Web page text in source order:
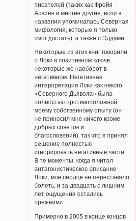
писателей (таких как Фрейя
Асвинн и многие другие, если в
названии упоминалась Северная
мифология, которые я только
смог достать), а также с Эддами.
Некоторые из этих книг говорили
о Локи в позитивном ключе,
некоторые же наоборот в
негативном. Негативная
интерпретация Локи как некого
«Северного Дьявола» была
полностью противоположной
моему собственному опыту (он
не приносил мне ничего кроме
добрых советов и
благословений), так что я принял
решение полностью
игнорировать негативные части.
В те моменты, когда я читал
антагонистическое описание
Локи, мое сердце не переставало
болеть, и за двадцать с лишним
лет ощущения остались
прежними.
Примерно в 2005 в конце концов